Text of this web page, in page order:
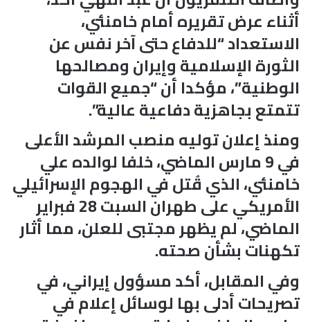
أثناء عرض تقريره أمام خامنئي،
الاستعداد “للدفاع حتى آخر نفس عن
الثورة الإسلامية وإيران ومصالحها
الوطنية”، مؤكدا أن “جميع القوات
تتمتع بجاهزية دفاعية عالية”.
ومنذ إعلان توليه منصب المرشد الأعلى
في 9 مارس الماضي، خلفا لوالده علي
خامنئي، الذي قُتل في الهجوم الإسرائيلي
الأمريكي على طهران السبت 28 فبراير
الماضي، لم يظهر مجتبى للعلن، مما أثار
تكهنات بشأن صحته.
وفي المقابل، أكد مسؤول إيراني، في
تصريحات أدلى بها لوسائل إعلام في